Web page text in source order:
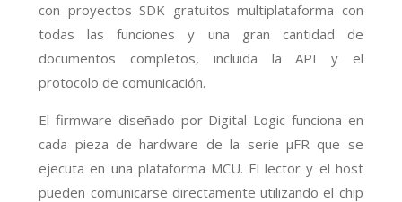
con proyectos SDK gratuitos multiplataforma con
todas las funciones y una gran cantidad de
documentos completos, incluida la API y el
protocolo de comunicación.
El firmware diseñado por Digital Logic funciona en
cada pieza de hardware de la serie μFR que se
ejecuta en una plataforma MCU. El lector y el host
pueden comunicarse directamente utilizando el chip